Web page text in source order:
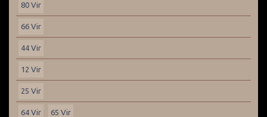
80 Vir
66 Vir
44 Vir
12 Vir
25 Vir
64 Vir 65 Vir